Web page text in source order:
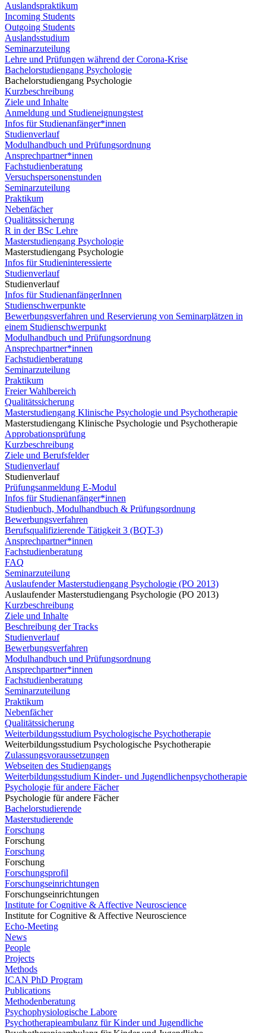
Auslandspraktikum
Incoming Students
Outgoing Students
Auslandsstudium
Seminarzuteilung
Lehre und Prüfungen während der Corona-Krise
Bachelorstudiengang Psychologie
Bachelorstudiengang Psychologie
Kurzbeschreibung
Ziele und Inhalte
Anmeldung und Studieneignungstest
Infos für Studienanfänger*innen
Studienverlauf
Modulhandbuch und Prüfungsordnung
Ansprechpartner*innen
Fachstudienberatung
Versuchspersonenstunden
Seminarzuteilung
Praktikum
Nebenfächer
Qualitätssicherung
R in der BSc Lehre
Masterstudiengang Psychologie
Masterstudiengang Psychologie
Infos für Studieninteressierte
Studienverlauf
Studienverlauf
Infos für StudienanfängerInnen
Studienschwerpunkte
Bewerbungsverfahren und Reservierung von Seminarplätzen in
einem Studienschwerpunkt
Modulhandbuch und Prüfungsordnung
Ansprechpartner*innen
Fachstudienberatung
Seminarzuteilung
Praktikum
Freier Wahlbereich
Qualitätssicherung
Masterstudiengang Klinische Psychologie und Psychotherapie
Masterstudiengang Klinische Psychologie und Psychotherapie
Approbationsprüfung
Kurzbeschreibung
Ziele und Berufsfelder
Studienverlauf
Studienverlauf
Prüfungsanmeldung E-Modul
Infos für Studienanfänger*innen
Studienbuch, Modulhandbuch & Prüfungsordnung
Bewerbungsverfahren
Berufsqualifizierende Tätigkeit 3 (BQT-3)
Ansprechpartner*innen
Fachstudienberatung
FAQ
Seminarzuteilung
Auslaufender Masterstudiengang Psychologie (PO 2013)
Auslaufender Masterstudiengang Psychologie (PO 2013)
Kurzbeschreibung
Ziele und Inhalte
Beschreibung der Tracks
Studienverlauf
Bewerbungsverfahren
Modulhandbuch und Prüfungsordnung
Ansprechpartner*innen
Fachstudienberatung
Seminarzuteilung
Praktikum
Nebenfächer
Qualitätssicherung
Weiterbildungsstudium Psychologische Psychotherapie
Weiterbildungsstudium Psychologische Psychotherapie
Zulassungsvoraussetzungen
Webseiten des Studiengangs
Weiterbildungsstudium Kinder- und Jugendlichenpsychotherapie
Psychologie für andere Fächer
Psychologie für andere Fächer
Bachelorstudierende
Masterstudierende
Forschung
Forschung
Forschung
Forschung
Forschungsprofil
Forschungseinrichtungen
Forschungseinrichtungen
Institute for Cognitive & Affective Neuroscience
Institute for Cognitive & Affective Neuroscience
Echo-Meeting
News
People
Projects
Methods
ICAN PhD Program
Publications
Methodenberatung
Psychophysiologische Labore
Psychotherapieambulanz für Kinder und Jugendliche